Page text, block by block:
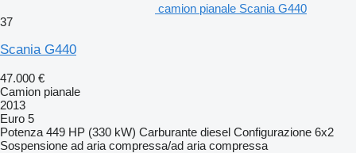
camion pianale Scania G440
37
Scania G440
47.000 €
Camion pianale
2013
Euro 5
Potenza 449 HP (330 kW) Carburante diesel Configurazione 6x2
Sospensione ad aria compressa/ad aria compressa